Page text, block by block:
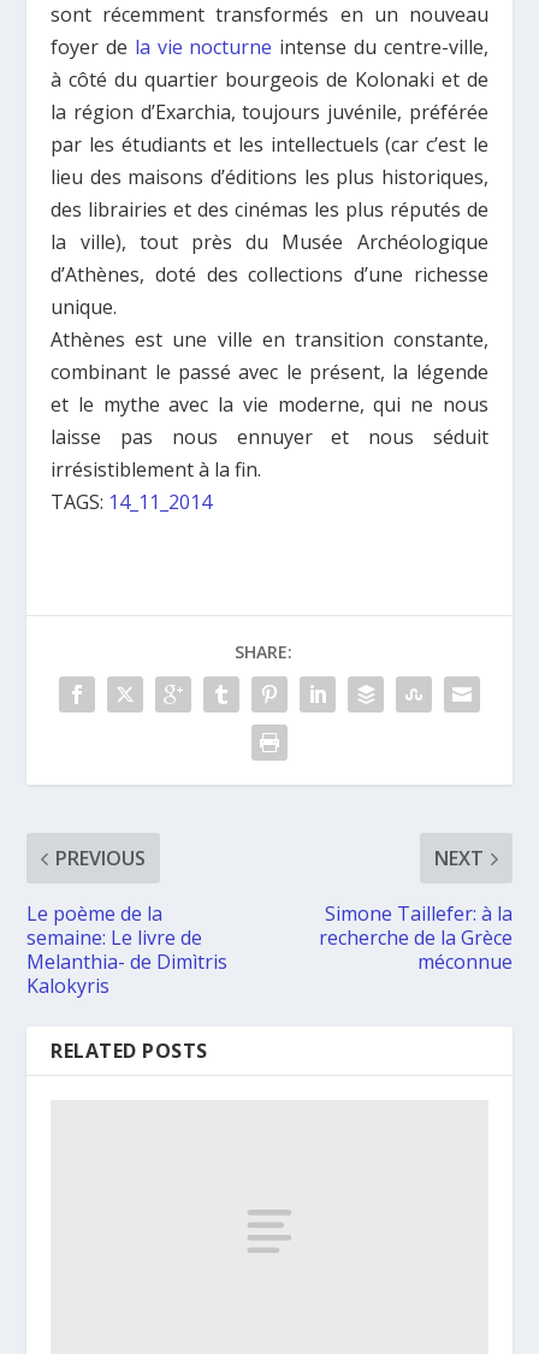
sont récemment transformés en un nouveau
foyer de la vie nocturne intense du centre-ville,
à côté du quartier bourgeois de Kolonaki et de
la région d’Exarchia, toujours juvénile, préférée
par les étudiants et les intellectuels (car c’est le
lieu des maisons d’éditions les plus historiques,
des librairies et des cinémas les plus réputés de
la ville), tout près du Musée Archéologique
d’Athènes, doté des collections d’une richesse
unique.
Athènes est une ville en transition constante,
combinant le passé avec le présent, la légende
et le mythe avec la vie moderne, qui ne nous
laisse pas nous ennuyer et nous séduit
irrésistiblement à la fin.
TAGS: 14_11_2014
SHARE:
PREVIOUS
Le poème de la
semaine: Le livre de
Melanthia- de Dimìtris
Kalokyris
NEXT
Simone Taillefer: à la
recherche de la Grèce
méconnue
RELATED POSTS